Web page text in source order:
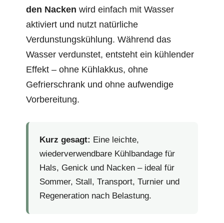
den Nacken wird einfach mit Wasser
aktiviert und nutzt natürliche
Verdunstungskühlung. Während das
Wasser verdunstet, entsteht ein kühlender
Effekt – ohne Kühlakkus, ohne
Gefrierschrank und ohne aufwendige
Vorbereitung.
Kurz gesagt: Eine leichte,
wiederverwendbare Kühlbandage für
Hals, Genick und Nacken – ideal für
Sommer, Stall, Transport, Turnier und
Regeneration nach Belastung.